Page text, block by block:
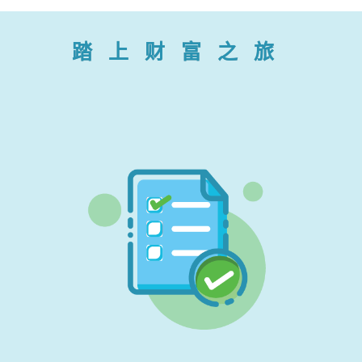
踏上财富之旅